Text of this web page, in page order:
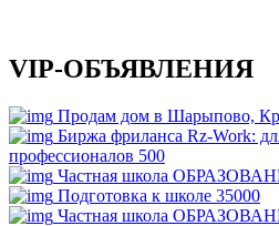
VIP-ОБЪЯВЛЕНИЯ
Продам дом в Шарыпово,
Биржа фриланса Rz-Work:
профессионалов 500
Частная школа
Подготовка к школе 35000
Частная школа